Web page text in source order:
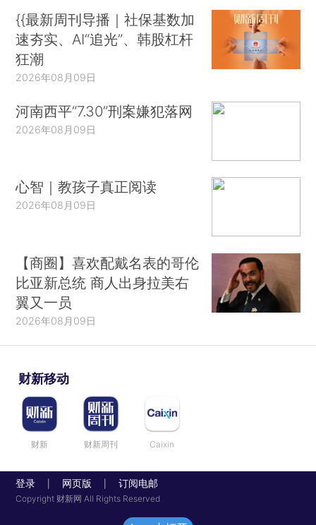
{{最新周刊导播｜社保基数加
速夯实、AI“追光”、韩股杠杆
狂潮
2026年08月09日
河南西平“7.30”刑案嫌犯落网
2026年08月09日
心智｜教孩子真正阅读
2026年08月09日
【商圈】喜欢配戴名表的哥伦
比亚新总统 商人出身拉美右
翼又一员
2026年08月09日
财新移动
财新 财新周刊 Caixin
登录 网页版 订阅电邮
Copyright 财新网 All Rights Reserved